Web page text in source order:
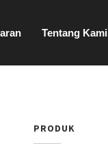
Tentang Kami
PRODUK